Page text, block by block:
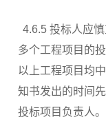
4.6.5 投标人应
多个工程项目的
以上工程项目均
知书发出的时间
投标项目负责人